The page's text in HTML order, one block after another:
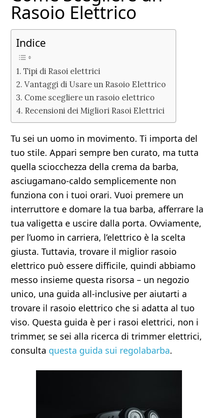
Rasoio Elettrico
Indice
Tipi di Rasoi elettrici
Vantaggi di Usare un Rasoio Elettrico
Come scegliere un rasoio elettrico
Recensioni dei Migliori Rasoi Elettrici
Tu sei un uomo in movimento. Ti importa del
tuo stile. Appari sempre ben curato, ma tutta
quella sciocchezza della crema da barba,
asciugamano-caldo semplicemente non
funziona con i tuoi orari. Vuoi premere un
interruttore e domare la tua barba, afferrare la
tua valigetta e uscire dalla porta. Ovviamente,
per l’uomo in carriera, l’elettrico è la scelta
giusta. Tuttavia, trovare il miglior rasoio
elettrico può essere difficile, quindi abbiamo
messo insieme questa risorsa – un negozio
unico, una guida all-inclusive per aiutarti a
trovare il rasoio elettrico che si adatta al tuo
viso. Questa guida è per i rasoi elettrici, non i
trimmer, se sei alla ricerca di trimmer elettrici,
consulta questa guida sui regolabarba.